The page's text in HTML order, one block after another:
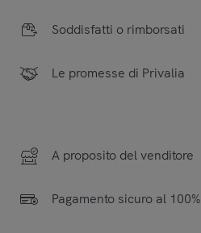
Soddisfatti o rimborsati
Le promesse di Privalia
A proposito del venditore
Pagamento sicuro al 100%